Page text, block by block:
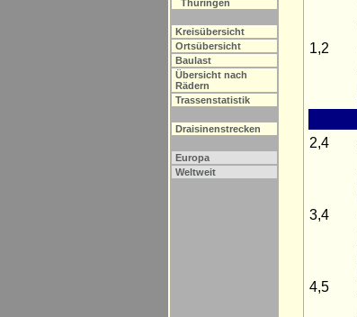
Thüringen
Kreisübersicht
Ortsübersicht
Baulast
Übersicht nach
Rädern
Trassenstatistik
Draisinenstrecken
Europa
Weltweit
1,2
2,4
3,4
4,5